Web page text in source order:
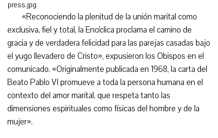
«Reconociendo la plenitud de la unión marital como
exclusiva, fiel y total, la Encíclica proclama el camino de
gracia y de verdadera felicidad para las parejas casadas bajo
el yugo llevadero de Cristo», expusieron los Obispos en el
comunicado. «Originalmente publicada en 1968, la carta del
Beato Pablo VI promueve a toda la persona humana en el
contexto del amor marital, que respeta tanto las
dimensiones espirituales como físicas del hombre y de la
mujer».